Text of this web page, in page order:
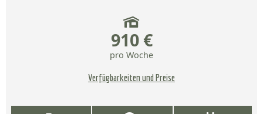
910 €
pro Woche
Verfügbarkeiten und Preise